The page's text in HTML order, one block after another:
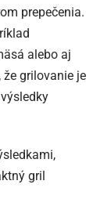
prepečenia.
alebo aj
grilovanie je
gril